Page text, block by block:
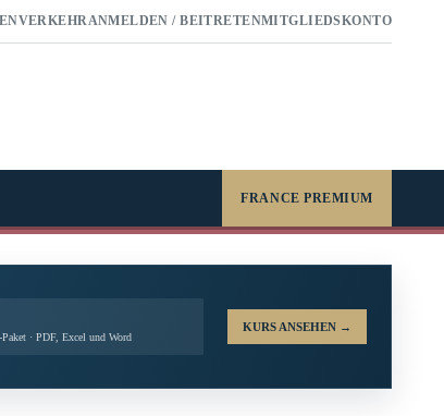
VERKEHRANMELDEN / BEITRETENMITGLIEDSKONTO
FRANCE PREMIUM
· PDF, Excel und Word
KURS ANSEHEN →